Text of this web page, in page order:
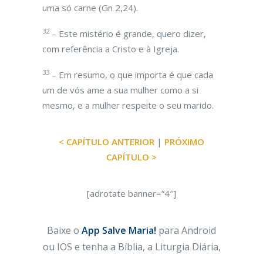
uma só carne (Gn 2,24).
32– Este mistério é grande, quero dizer,
com referência a Cristo e à Igreja.
33 – Em resumo, o que importa é que cada
um de vós ame a sua mulher como a si
mesmo, e a mulher respeite o seu marido.
< CAPÍTULO ANTERIOR | PRÓXIMO
CAPÍTULO >
[adrotate banner=”4″]
Baixe o App Salve Maria! para Android
ou IOS e tenha a Bíblia, a Liturgia Diária,